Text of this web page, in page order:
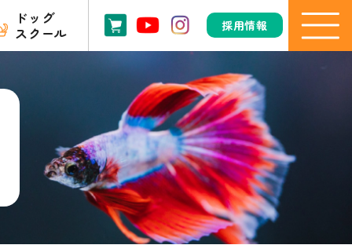
ドッグ
スクール
採用情報